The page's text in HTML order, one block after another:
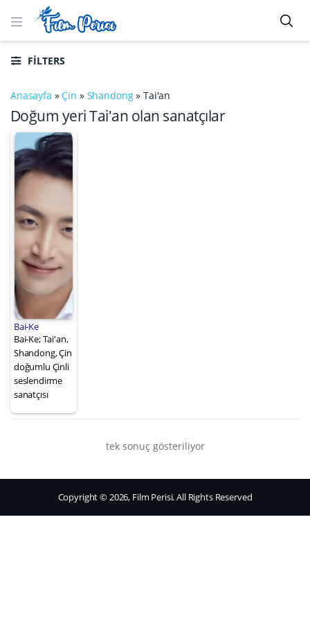
FILTERS
Anasayfa »Çin » Shandong»Tai'an
Doğum yeri Tai'an olan sanatçılar
Bai-Ke
Bai-Ke; Tai'an,
Shandong, Çin
doğumlu Çinli
seslendirme
sanatçısı
tek sonuç gösteriliyor
Copyright © 2026, Film Perisi. All Rights Reserved